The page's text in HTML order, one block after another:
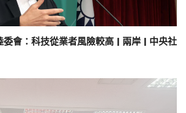
會：科技從業者風險較高 | 兩岸 | 中央社